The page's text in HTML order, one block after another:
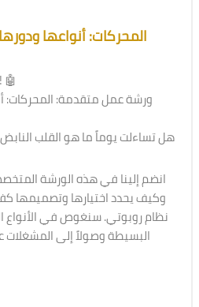
المحركات: أنواعها
⚙ القوة المحركة للروبوتات! 🤖
ورشة عمل متقدمة: المحركات:
هل تساءلت يوماً ما هو القلب النابض
انضم إلينا في هذه الورشة
نظام روبوتي. سنغوص في الأنواع
البسيطة وصولاً إلى